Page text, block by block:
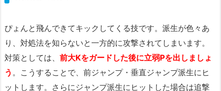
ぴょんと飛んできてキックしてくる技です。派生が色々あ
り、対処法を知らないと一方的に攻撃されてしまいます。
対策としては、 前大Kをガードした後に立弱Pを出しましょ
う 。こうすることで、前ジャンプ・垂直ジャンプ派生にヒ
ットします。さらにジャンプ派生にヒットした場合は追撃